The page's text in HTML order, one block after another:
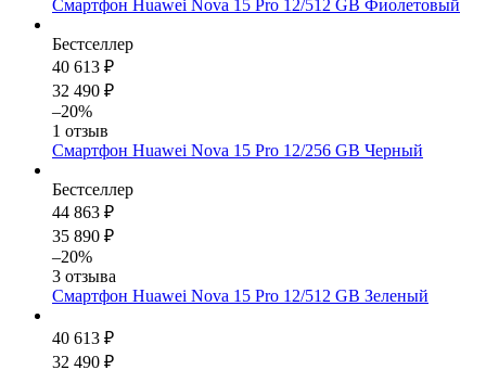
Смартфон Huawei Nova 15 Pro 12/512 GB Фиолетовый
Бестселлер
40 613 ₽
32 490 ₽
–20%
1 отзыв
Смартфон Huawei Nova 15 Pro 12/256 GB Черный
Бестселлер
44 863 ₽
35 890 ₽
–20%
3 отзыва
Смартфон Huawei Nova 15 Pro 12/512 GB Зеленый
40 613 ₽
32 490 ₽